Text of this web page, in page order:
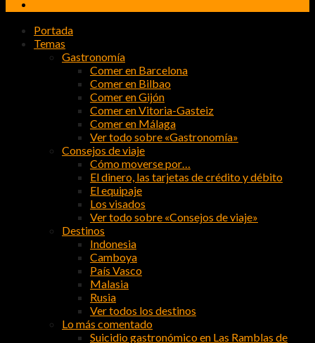
Portada
Temas
Gastronomía
Comer en Barcelona
Comer en Bilbao
Comer en Gijón
Comer en Vitoria-Gasteiz
Comer en Málaga
Ver todo sobre «Gastronomía»
Consejos de viaje
Cómo moverse por…
El dinero, las tarjetas de crédito y débito
El equipaje
Los visados
Ver todo sobre «Consejos de viaje»
Destinos
Indonesia
Camboya
País Vasco
Malasia
Rusia
Ver todos los destinos
Lo más comentado
Suicidio gastronómico en Las Ramblas de